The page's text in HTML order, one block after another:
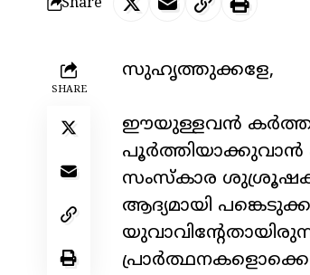
SHARE
സുഹൃത്തുക്കളേ,
ഈയുള്ളവൻ
പൂർത്തിയാക്കുവാൻ
സംസ്കാര
ആദ്യമായി